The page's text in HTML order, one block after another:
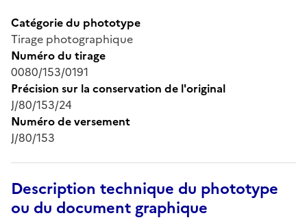
Catégorie du phototype
Tirage photographique
Numéro du tirage
0080/153/0191
Précision sur la conservation de l'original
J/80/153/24
Numéro de versement
J/80/153
Description technique du phototype
ou du document graphique